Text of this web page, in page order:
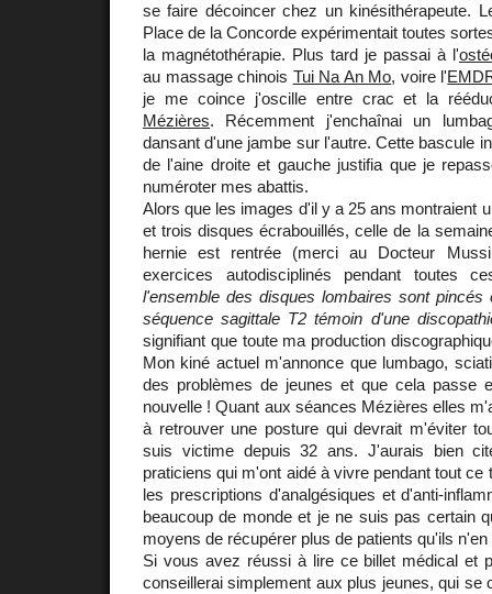
se faire décoincer chez un kinésithérapeute.
Place de la Concorde expérimentait toutes
la magnétothérapie. Plus tard je passai à l'
au massage chinois Tui Na An Mo, voire l'
je me coince j'oscille entre crac et la
Mézières. Récemment j'enchaînai un
dansant d'une jambe sur l'autre. Cette bascule
de l'aine droite et gauche justifia que je
numéroter mes abattis.
Alors que les images d'il y a 25 ans montraient
et trois disques écrabouillés, celle de la
hernie est rentrée (merci au Docteur
exercices autodisciplinés pendant toutes
l'ensemble des disques lombaires sont
séquence sagittale T2 témoin d'une
signifiant que toute ma production
Mon kiné actuel m'annonce que lumbago,
des problèmes de jeunes et que cela passe
nouvelle ! Quant aux séances Mézières elles
à retrouver une posture qui devrait m'éviter
suis victime depuis 32 ans. J'aurais bien
praticiens qui m'ont aidé à vivre pendant tout
les prescriptions d'analgésiques et d'anti-
beaucoup de monde et je ne suis pas certain
moyens de récupérer plus de patients qu'ils n'en
Si vous avez réussi à lire ce billet médical et
conseillerai simplement aux plus jeunes, qui se